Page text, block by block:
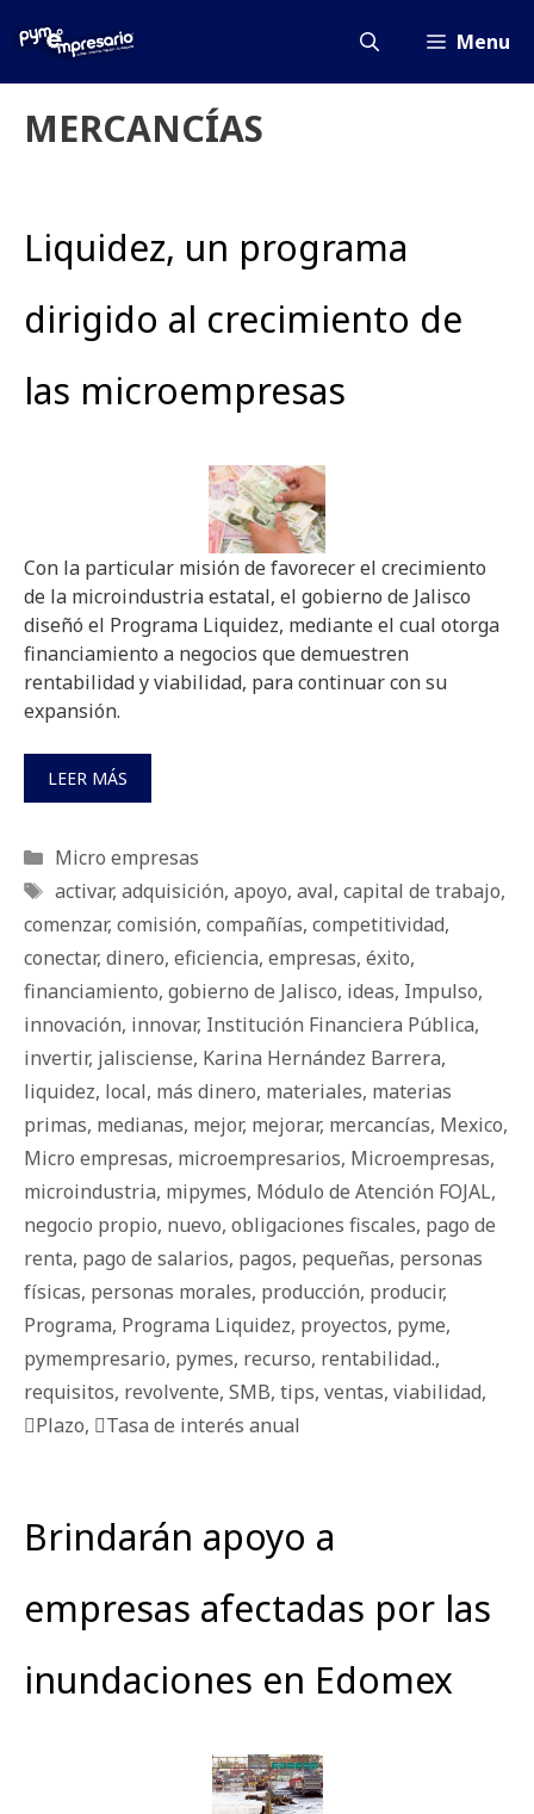
Menu
MERCANCÍAS
Liquidez, un programa
dirigido al crecimiento de
las microempresas
Con la particular misión de favorecer el crecimiento
de la microindustria estatal, el gobierno de Jalisco
diseñó el Programa Liquidez, mediante el cual otorga
financiamiento a negocios que demuestren
rentabilidad y viabilidad, para continuar con su
expansión.
LEER MÁS
Categorías
Micro empresas
Etiquetas
activar, adquisición, apoyo, aval, capital de trabajo,
comenzar, comisión, compañías, competitividad,
conectar, dinero, eficiencia, empresas, éxito,
financiamiento, gobierno de Jalisco, ideas, Impulso,
innovación, innovar, Institución Financiera Pública,
invertir, jalisciense, Karina Hernández Barrera,
liquidez, local, más dinero, materiales, materias
primas, medianas, mejor, mejorar, mercancías, Mexico,
Micro empresas, microempresarios, Microempresas,
microindustria, mipymes, Módulo de Atención FOJAL,
negocio propio, nuevo, obligaciones fiscales, pago de
renta, pago de salarios, pagos, pequeñas, personas
físicas, personas morales, producción, producir,
Programa, Programa Liquidez, proyectos, pyme,
pymempresario, pymes, recurso, rentabilidad.,
requisitos, revolvente, SMB, tips, ventas, viabilidad,
Plazo, Tasa de interés anual
Brindarán apoyo a
empresas afectadas por las
inundaciones en Edomex